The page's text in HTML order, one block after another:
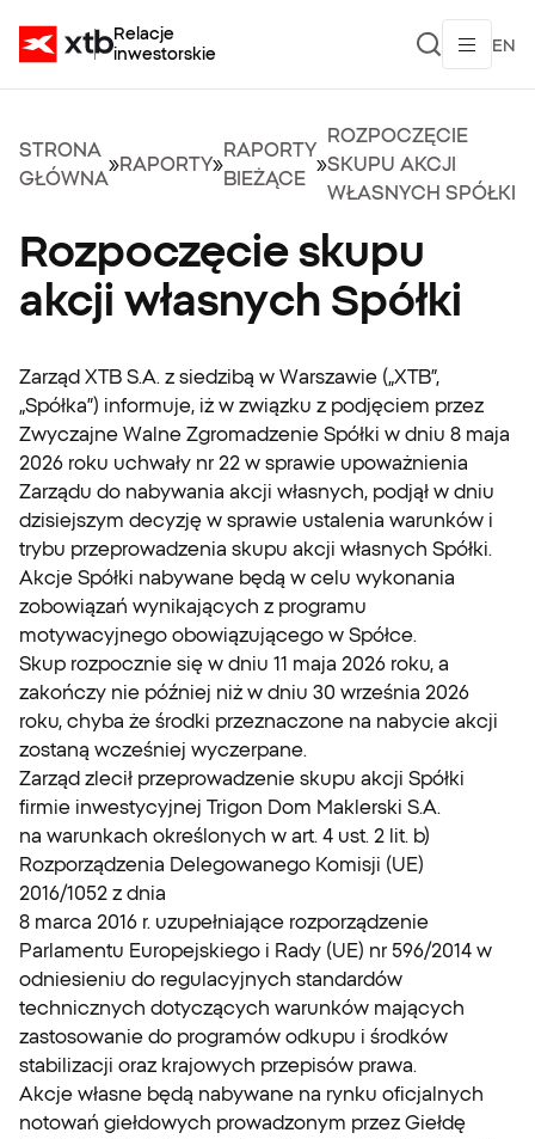
Relacje
inwestorskie
EN
STRONA
GŁÓWNA
»RAPORTY»
RAPORTY
BIEŻĄCE
»
ROZPOCZĘCIE
SKUPU AKCJI
WŁASNYCH SPÓŁKI
Rozpoczęcie skupu
akcji własnych Spółki
Zarząd XTB S.A. z siedzibą w Warszawie („XTB”,
„Spółka”) informuje, iż w związku z podjęciem przez
Zwyczajne Walne Zgromadzenie Spółki w dniu 8 maja
2026 roku uchwały nr 22 w sprawie upoważnienia
Zarządu do nabywania akcji własnych, podjął w dniu
dzisiejszym decyzję w sprawie ustalenia warunków i
trybu przeprowadzenia skupu akcji własnych Spółki.
Akcje Spółki nabywane będą w celu wykonania
zobowiązań wynikających z programu
motywacyjnego obowiązującego w Spółce.
Skup rozpocznie się w dniu 11 maja 2026 roku, a
zakończy nie później niż w dniu 30 września 2026
roku, chyba że środki przeznaczone na nabycie akcji
zostaną wcześniej wyczerpane.
Zarząd zlecił przeprowadzenie skupu akcji Spółki
firmie inwestycyjnej Trigon Dom Maklerski S.A.
na warunkach określonych w art. 4 ust. 2 lit. b)
Rozporządzenia Delegowanego Komisji (UE)
2016/1052 z dnia
8 marca 2016 r. uzupełniające rozporządzenie
Parlamentu Europejskiego i Rady (UE) nr 596/2014 w
odniesieniu do regulacyjnych standardów
technicznych dotyczących warunków mających
zastosowanie do programów odkupu i środków
stabilizacji oraz krajowych przepisów prawa.
Akcje własne będą nabywane na rynku oficjalnych
notowań giełdowych prowadzonym przez Giełdę